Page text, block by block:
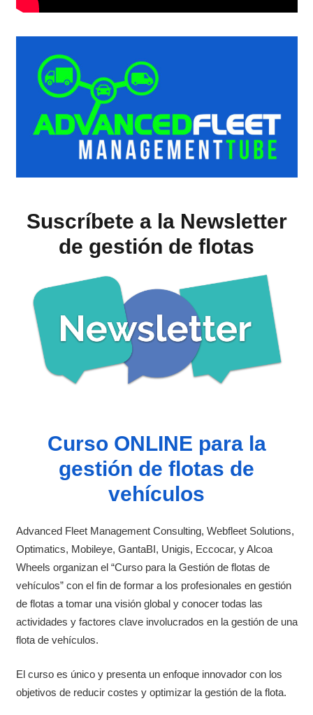
Suscríbete a la Newsletter
de gestión de flotas
Curso ONLINE para la
gestión de flotas de
vehículos
Advanced Fleet Management Consulting, Webfleet Solutions,
Optimatics, Mobileye, GantaBI, Unigis, Eccocar, y Alcoa
Wheels organizan el “Curso para la Gestión de flotas de
vehículos” con el fin de formar a los profesionales en gestión
de flotas a tomar una visión global y conocer todas las
actividades y factores clave involucrados en la gestión de una
flota de vehículos.
El curso es único y presenta un enfoque innovador con los
objetivos de reducir costes y optimizar la gestión de la flota.